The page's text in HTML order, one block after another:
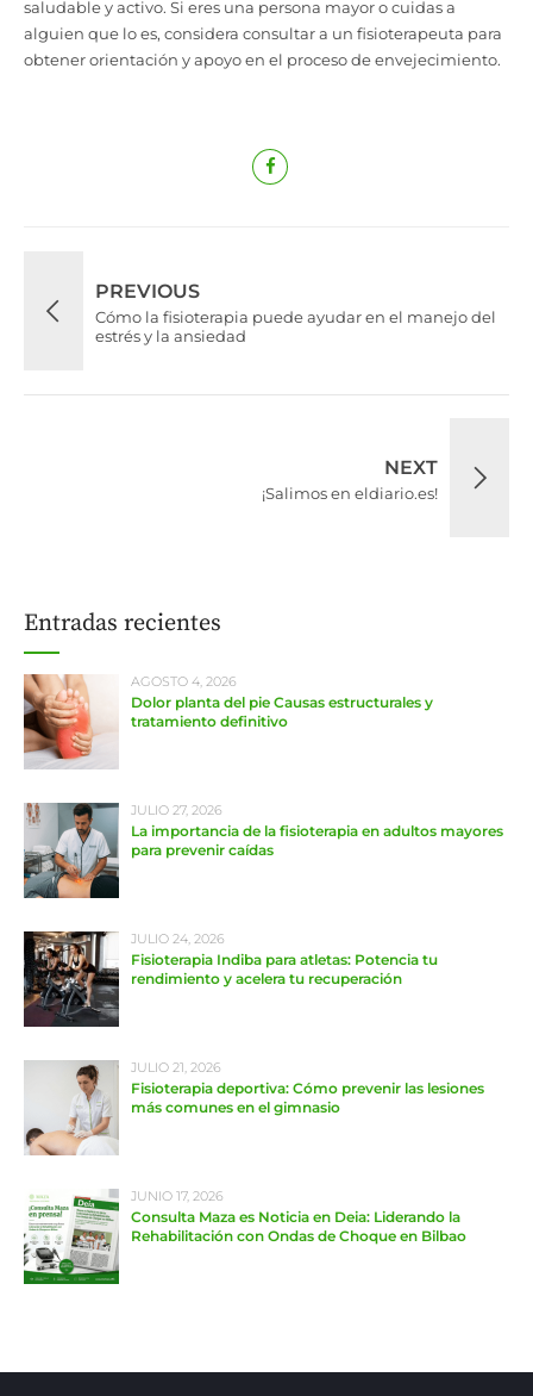
saludable y activo. Si eres una persona mayor o cuidas a
alguien que lo es, considera consultar a un fisioterapeuta para
obtener orientación y apoyo en el proceso de envejecimiento.
PREVIOUS
Cómo la fisioterapia puede ayudar en el manejo del
estrés y la ansiedad
NEXT
¡Salimos en eldiario.es!
Entradas recientes
AGOSTO 4, 2026
Dolor planta del pie Causas estructurales y
tratamiento definitivo
JULIO 27, 2026
La importancia de la fisioterapia en adultos mayores
para prevenir caídas
JULIO 24, 2026
Fisioterapia Indiba para atletas: Potencia tu
rendimiento y acelera tu recuperación
JULIO 21, 2026
Fisioterapia deportiva: Cómo prevenir las lesiones
más comunes en el gimnasio
JUNIO 17, 2026
Consulta Maza es Noticia en Deia: Liderando la
Rehabilitación con Ondas de Choque en Bilbao